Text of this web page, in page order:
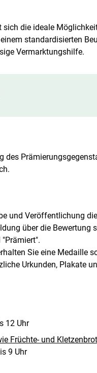
die ideale
standardisierten
Vermarktungshilfe.
des
und Veröffentlichung
über die Bewertung
Sie eine Medaille
Urkunden, Plakate
12 Uhr
Früchte- und
9 Uhr